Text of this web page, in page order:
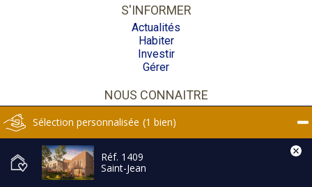
Sélection personnalisée 1 bien
Réf. 1409
Saint-Jean
S'INFORMER
Actualités
Habiter
Investir
Gérer
NOUS CONNAITRE
À propos
Mention Légales
© 2017 - Premiumimmoneuf.com - Votre partenaire immobilier
neuf et loi Pinel à Toulouse